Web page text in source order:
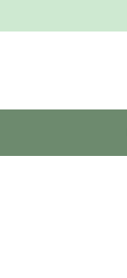
au